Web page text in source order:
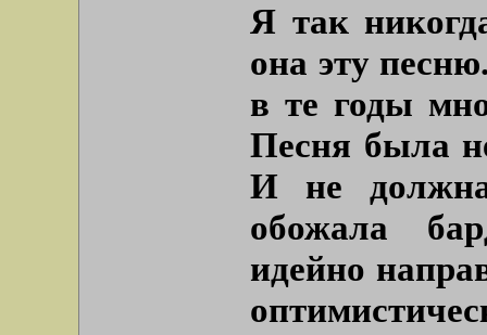
Я так
она эту
в те годы
Песня была
И не
обожала
идейно